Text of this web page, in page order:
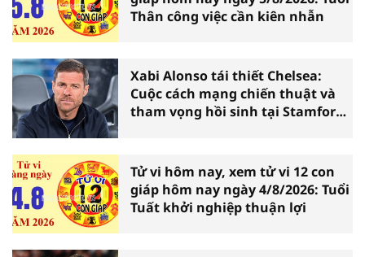
Thân công việc cần kiên nhẫn
Xabi Alonso tái thiết Chelsea:
Cuộc cách mạng chiến thuật và
tham vọng hồi sinh tại Stamford
Tử vi hôm nay, xem tử vi 12 con
giáp hôm nay ngày 4/8/2026: Tuổi
Tuất khởi nghiệp thuận lợi